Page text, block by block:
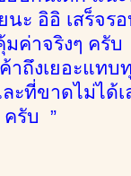
นะ อิอิ เสร็จ
มค่าจริงๆ ค
าถึงเยอะแ
ะที่ขาดไม่ได้
รับ ”